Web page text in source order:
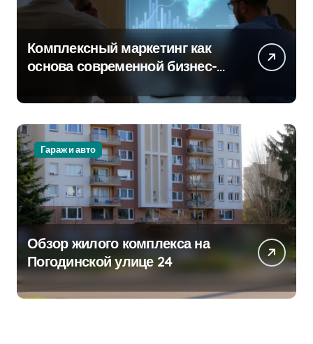
Комплексный маркетинг как
основа современной бизнес-
Гараж и авто
Обзор жилого комплекса на
Погодинской улице 24